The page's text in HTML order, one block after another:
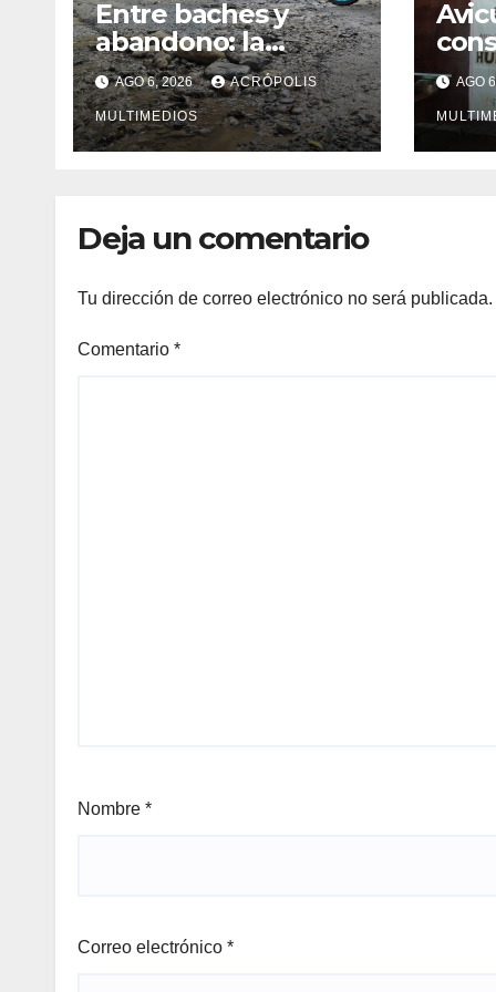
Entre baches y
abandono: la
carretera Colipa-
Yecuatla se
convierte en un
riesgo diario
AGO 6, 2026 ACRÓPOLIS
MULTIMEDIOS
AGO
Deja un comentario
Tu dirección de correo electrónico no será publicada.
Comentario *
Nombre *
Correo electrónico *